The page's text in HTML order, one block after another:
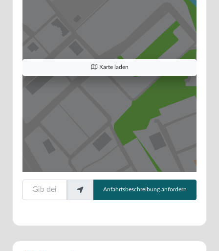
Karte laden
Gib deinen Standort ein.
Anfahrtsbeschreibung anfordern